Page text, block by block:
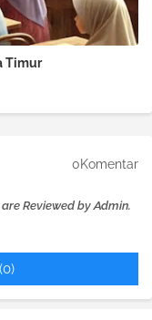
Timur
0Komentar
Reviewed by Admin.